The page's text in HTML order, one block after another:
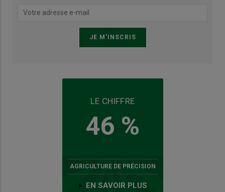
LE CHIFFRE
46 %
AGRICULTURE DE PRÉCISION
EN SAVOIR PLUS